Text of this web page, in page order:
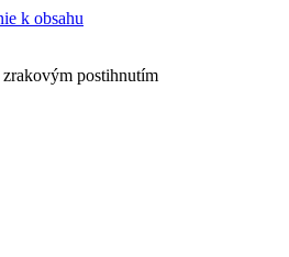
k obsahu
postihnutím